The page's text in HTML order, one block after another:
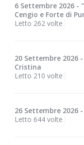
6 Settembre 2026 -
Cengio e Forte di
Letto 262 volte
20 Settembre 2026
Cristina
Letto 210 volte
26 Settembre 2026
Letto 644 volte